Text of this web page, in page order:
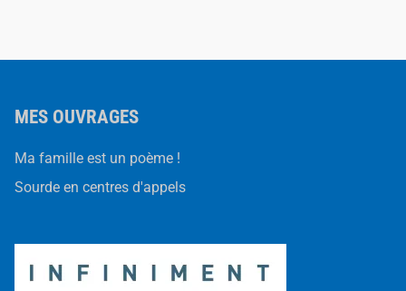
MES OUVRAGES
Ma famille est un poème !
Sourde en centres d'appels